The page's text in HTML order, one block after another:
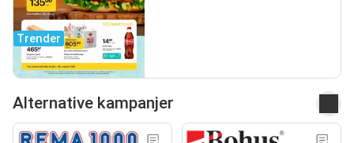
Trender
Alternative kampanjer